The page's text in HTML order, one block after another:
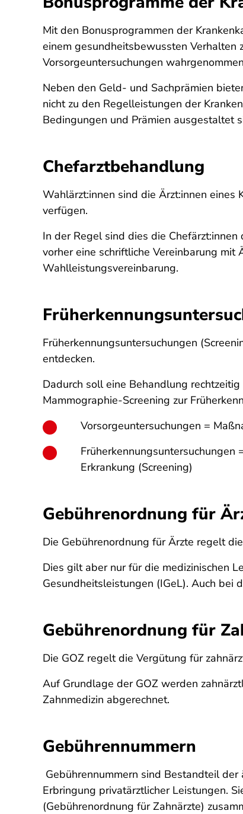
Mit den Bonusprogrammen der
einem gesundheitsbewussten Verhalten
Vorsorge­untersuchungen
Neben den Geld- und Sachprämien
nicht zu den Regelleistungen der
Bedingungen und Prämien ausgestaltet
Chefarztbehandlung
Wahlärzt:innen sind die Ärzt:innen eines
verfügen.
In der Regel sind dies die
vorher eine schriftliche Vereinbarung
Wahlleistungsvereinbarung.
Früherkennungsuntersuchungen
entdecken.
Dadurch soll eine Behandlung
Mammographie-Screening zur
Vorsorgeuntersuchungen =
Früherkennungsuntersuchungen
Erkrankung (Screening)
Gebührenordnung für
Die Gebührenordnung für Ärzte regelt
Dies gilt aber nur für die medizinischen
Gesundheitsleistungen (IGeL). Auch bei
Gebührenordnung für
Die GOZ regelt die Vergütung für
Auf Grundlage der GOZ werden
Zahnmedizin abgerechnet.
Gebührennummern
Gebührennummern sind Bestandteil
Erbringung privatärztlicher Leistungen.
(Gebührenordnung für Zahnärzte)